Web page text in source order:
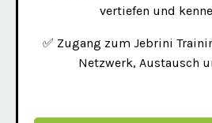
vertiefen und
✅ Zugang zum Jebrini
Netzwerk, Austausch